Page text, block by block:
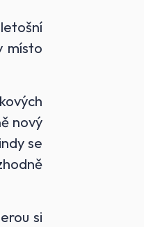
místo
nový
se
si